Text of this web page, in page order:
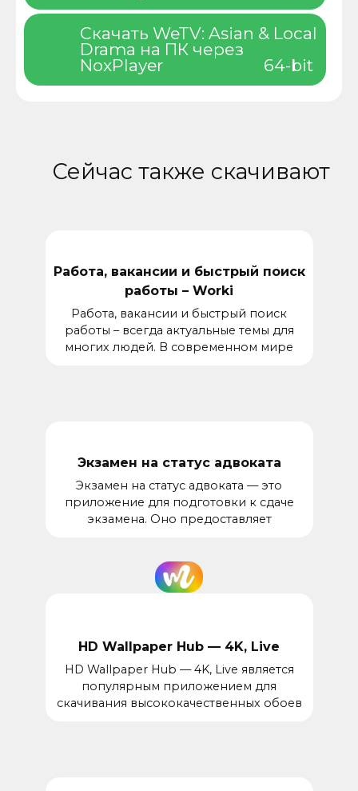
Скачать WeTV: Asian & Local
Drama на ПК через
NoxPlayer
64-bit
Сейчас также скачивают
Работа, вакансии и быстрый поиск
работы – Worki
Работа, вакансии и быстрый поиск
работы – всегда актуальные темы для
многих людей. В современном мире
Экзамен на статус адвоката
Экзамен на статус адвоката — это
приложение для подготовки к сдаче
экзамена. Оно предоставляет
HD Wallpaper Hub — 4K, Live
HD Wallpaper Hub — 4K, Live является
популярным приложением для
скачивания высококачественных обоев